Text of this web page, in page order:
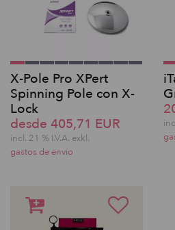
X-Pole Pro XPert
Spinning Pole con X-
Lock
desde 405,71 EUR
incl. 21 % I.V.A. exkl.
gastos de envio